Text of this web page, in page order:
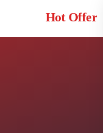
Hot Offer